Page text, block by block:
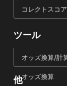
コレクトスコ
ツール
オッズ換算/計
オッズ換算
他